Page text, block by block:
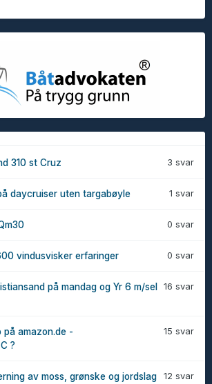
3 svar
310 st Cruz
1 svar
daycruiser uten targabøyle
0 svar
0 svar
vindusvisker erfaringer
16 svar
på mandag og Yr 6 m/sel
15 svar
på amazon.de -
?
12 svar
av moss, grønske og jordslag